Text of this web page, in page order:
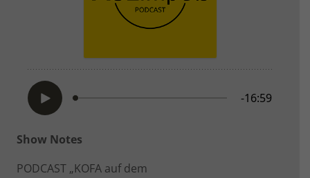
Show Notes
PODCAST „KOFA auf dem